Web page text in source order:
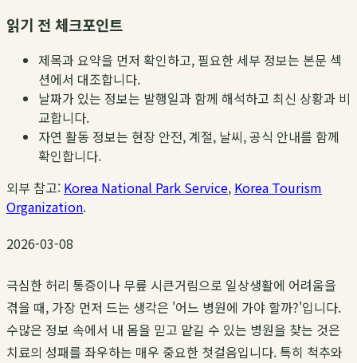
읽기 전 체크포인트
제목과 요약을 먼저 확인하고, 필요한 세부 정보는 본문 섹
션에서 대조합니다.
날짜가 있는 정보는 발행일과 함께 해석하고 최신 상황과 비
교합니다.
자연 활동 정보는 현장 안전, 계절, 날씨, 공식 안내를 함께
확인합니다.
외부 참고: Korea National Park Service, Korea Tourism
Organization.
2026-03-08
극심한 허리 통증이나 무릎 시큰거림으로 일상생활에 어려움을
겪을 때, 가장 먼저 드는 생각은 '어느 병원에 가야 할까?'입니다.
수많은 정보 속에서 내 몸을 믿고 맡길 수 있는 병원을 찾는 것은
치료의 성패를 좌우하는 매우 중요한 첫걸음입니다. 특히 척추와